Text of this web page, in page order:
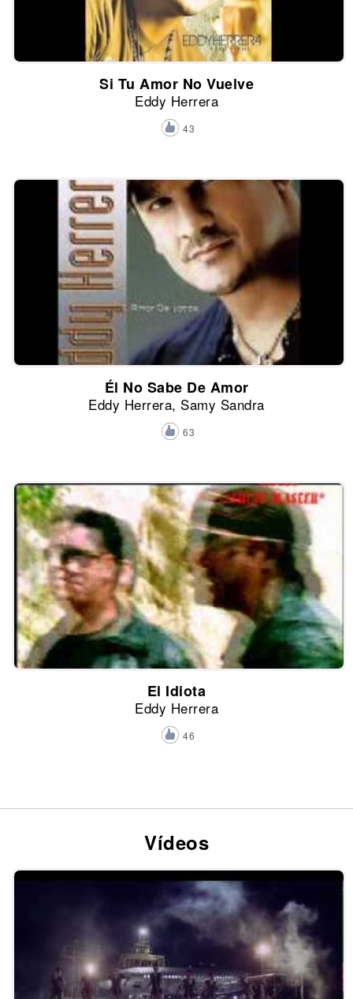
Si Tu Amor No Vuelve
Eddy Herrera
43
Él No Sabe De Amor
Eddy Herrera, Samy Sandra
63
El Idiota
Eddy Herrera
46
Vídeos